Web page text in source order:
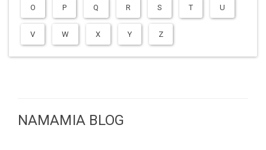
O P Q R S T U
V W X Y Z
NAMAMIA BLOG